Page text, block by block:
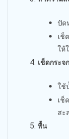
ปัด
เช็
ให้
เช็ดกระ
ใช้
เช็
สะ
พื้น